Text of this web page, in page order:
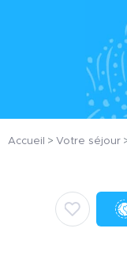
Accueil Votre séjour